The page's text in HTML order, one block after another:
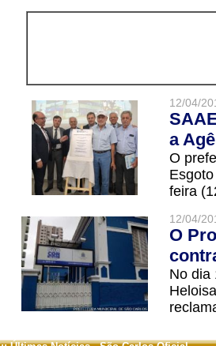
12/04/
a
O
feira
12/04/
O
No dia